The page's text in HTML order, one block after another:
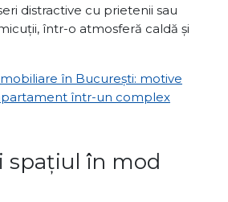
distractive cu prietenii sau
într-o atmosferă caldă și
în București: motive
într-un complex
spațiul în mod